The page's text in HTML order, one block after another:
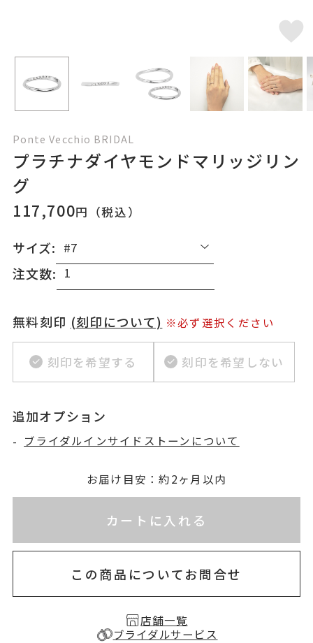
Ponte Vecchio BRIDAL
プラチナダイヤモンドマリッジリン
グ
117,700円（税込）
サイズ:
注文数:
無料刻印 (刻印について) ※必ず選択ください
刻印を希望する 刻印を希望しない
追加オプション
- ブライダルインサイドストーンについて
お届け目安：約2ヶ月以内
カートに入れる
この商品についてお問合せ
店舗一覧
ブライダルサービス